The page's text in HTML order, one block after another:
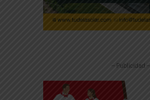
-- Publicidad --